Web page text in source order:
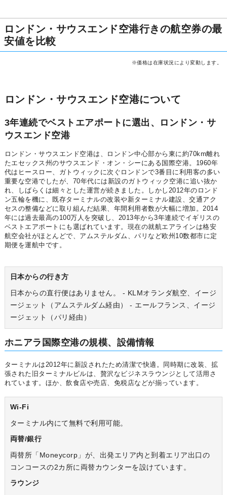
ロンドン・サウスエンド空港行きの航空券の最
安値を比較
※価格は在庫状況により変動します。
ロンドン・サウスエンド空港について
3年連続でベストエアポートに選出、ロンドン・サ
ウスエンド空港
ロンドン・サウスエンド空港は、ロンドン中心部から東に約70km離れ
たエセックス州のサウスエンド・オン・シーにある国際空港。1960年
代はヒースロー、ガトウィックに次ぐロンドンで3番目に利用客の多い
重要な空港でしたが、70年代には新設のガトウィック空港に追い抜か
れ、しばらくは細々とした運営が続きました。しかし2012年のロンド
ン五輪を機に、既存ターミナルの改装や新ターミナル建設、交通アク
セスの整備などに取り組んだ結果、年間利用者数が大幅に増加。2014
年には過去最高の100万人を突破し、2013年から3年連続でイギリスの
ベストエアポートにも選ばれています。現在の就航エアラインは格安
航空会社がほとんどで、アムステルダム、パリなど欧州10数都市に定
期便を運航中です。
日本からの行き方
日本からの直行便はありません。 - KLMオランダ航空、イージ
ージェット（アムステルダム経由） - エールフランス、イージ
ージェット（パリ経由）
ホニアラ国際空港の規模、設備情報
ターミナルは2012年に新設されたため清潔で快適。同時期に改装、拡
張された旧ターミナルビルは、贅沢なビジネスラウンジとして活用さ
れています。ほか、飲食店や売店、免税店などが揃っています。
Wi-Fi
ターミナル内にて無料で利用可能。
両替/銀行
両替所「Moneycorp」が、出発エリア内と到着エリア出口の
コンコースの2カ所に両替カウンターを設けています。
ラウンジ